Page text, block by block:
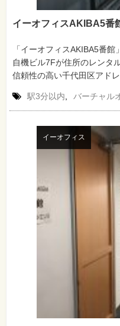
イーオフィスAKIBA5番
「イーオフィスAKIBA5番
自機ビル7Fが住所のレンタ
信頼性の高い千代田区アド
駅3分以内 バーチャル
イーオフィス